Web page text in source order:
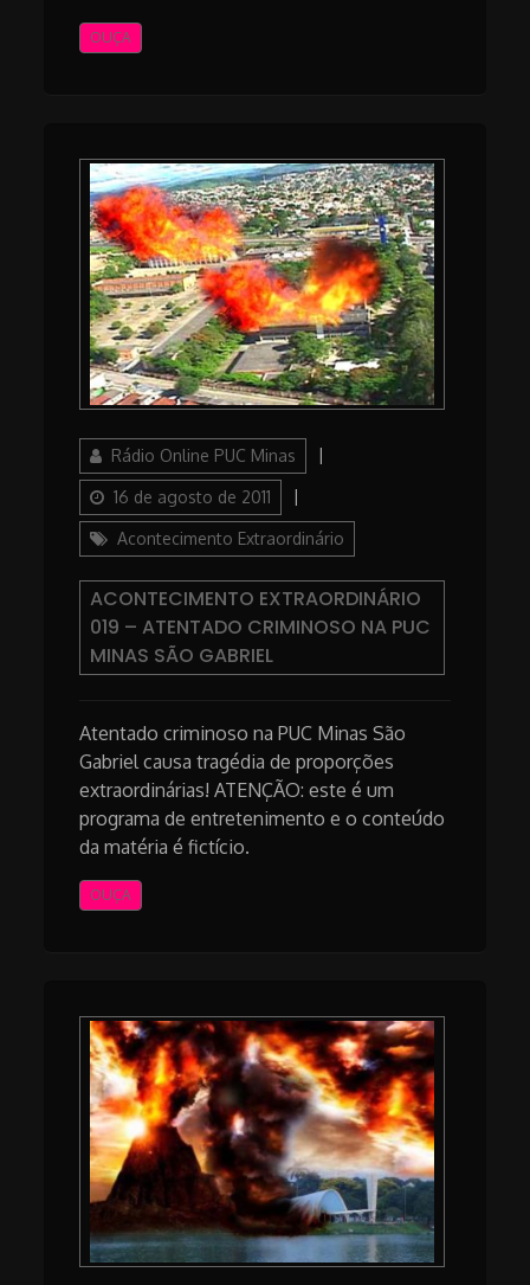
OUÇA
AuthorRádio Online PUC Minas
16 de agosto de 2011
Acontecimento Extraordinário
ACONTECIMENTO EXTRAORDINÁRIO
019 – ATENTADO CRIMINOSO NA PUC
MINAS SÃO GABRIEL
Atentado criminoso na PUC Minas São
Gabriel causa tragédia de proporções
extraordinárias! ATENÇÃO: este é um
programa de entretenimento e o conteúdo
da matéria é fictício.
OUÇA